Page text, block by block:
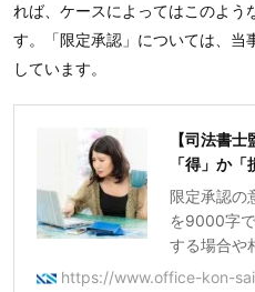
れば、ケースによってはこのよう
す。「限定承認」については、当
しています。
【司法書
「得」か
限定承認の
を9000字
する場合や
https://www.office-kon-